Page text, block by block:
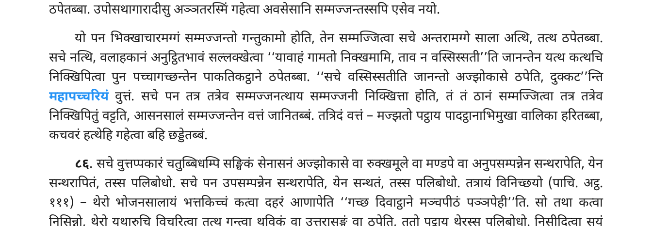
ठपेतब्बा. उपोसथागारादीसु अञ्ञतरस्मिं गहेत्वा अवसेसानि सम्मज्जन्तस्सपि एसेव नयो.
योपन भिक्खाचारमग्गं सम्मज्जन्तो गन्तुकामो होति, तेन सम्मज्जित्वा सचे अन्तरामग्गे साला अत्थि, तत्थ ठपेतब्बा.
सचे नत्थि, वलाहकानं अनुट्ठितभावं सल्लक्खेत्वा ‘‘यावाहं गामतो निक्खमामि, ताव न वस्सिस्सती’’ति जानन्तेन यत्थ कत्थचि
निक्खिपित्वा पुन पच्चागच्छन्तेन पाकतिकट्ठाने ठपेतब्बा. ‘‘सचे वस्सिस्सतीति जानन्तो अज्झोकासे ठपेति, दुक्कट’’न्ति
महापच्चरियंवुत्तं. सचे पन तत्र तत्रेव सम्मज्जनत्थाय सम्मज्जनी निक्खित्ता होति, तं तं ठानं सम्मज्जित्वा तत्र तत्रेव
निक्खिपितुं वट्टति, आसनसालं सम्मज्जन्तेन वत्तं जानितब्बं. तत्रिदं वत्तं – मज्झतो पट्ठाय पादट्ठानाभिमुखा वालिका हरितब्बा,
कचवरं हत्थेहि गहेत्वा बहि छड्डेतब्बं.
८६. सचे वुत्तप्पकारं चतुब्बिधम्पि सङ्घिकं सेनासनं अज्झोकासे वा रुक्खमूले वा मण्डपे वा अनुपसम्पन्नेन सन्थरापेति, येन
सन्थरापितं, तस्स पलिबोधो. सचे पन उपसम्पन्नेन सन्थरापेति, येन सन्थतं, तस्स पलिबोधो. तत्रायं विनिच्छयो (पाचि. अट्ठ.
१११) – थेरो भोजनसालायं भत्तकिच्चं कत्वा दहरं आणापेति ‘‘गच्छ दिवाट्ठाने मञ्चपीठं पञ्ञपेही’’ति. सो तथा कत्वा